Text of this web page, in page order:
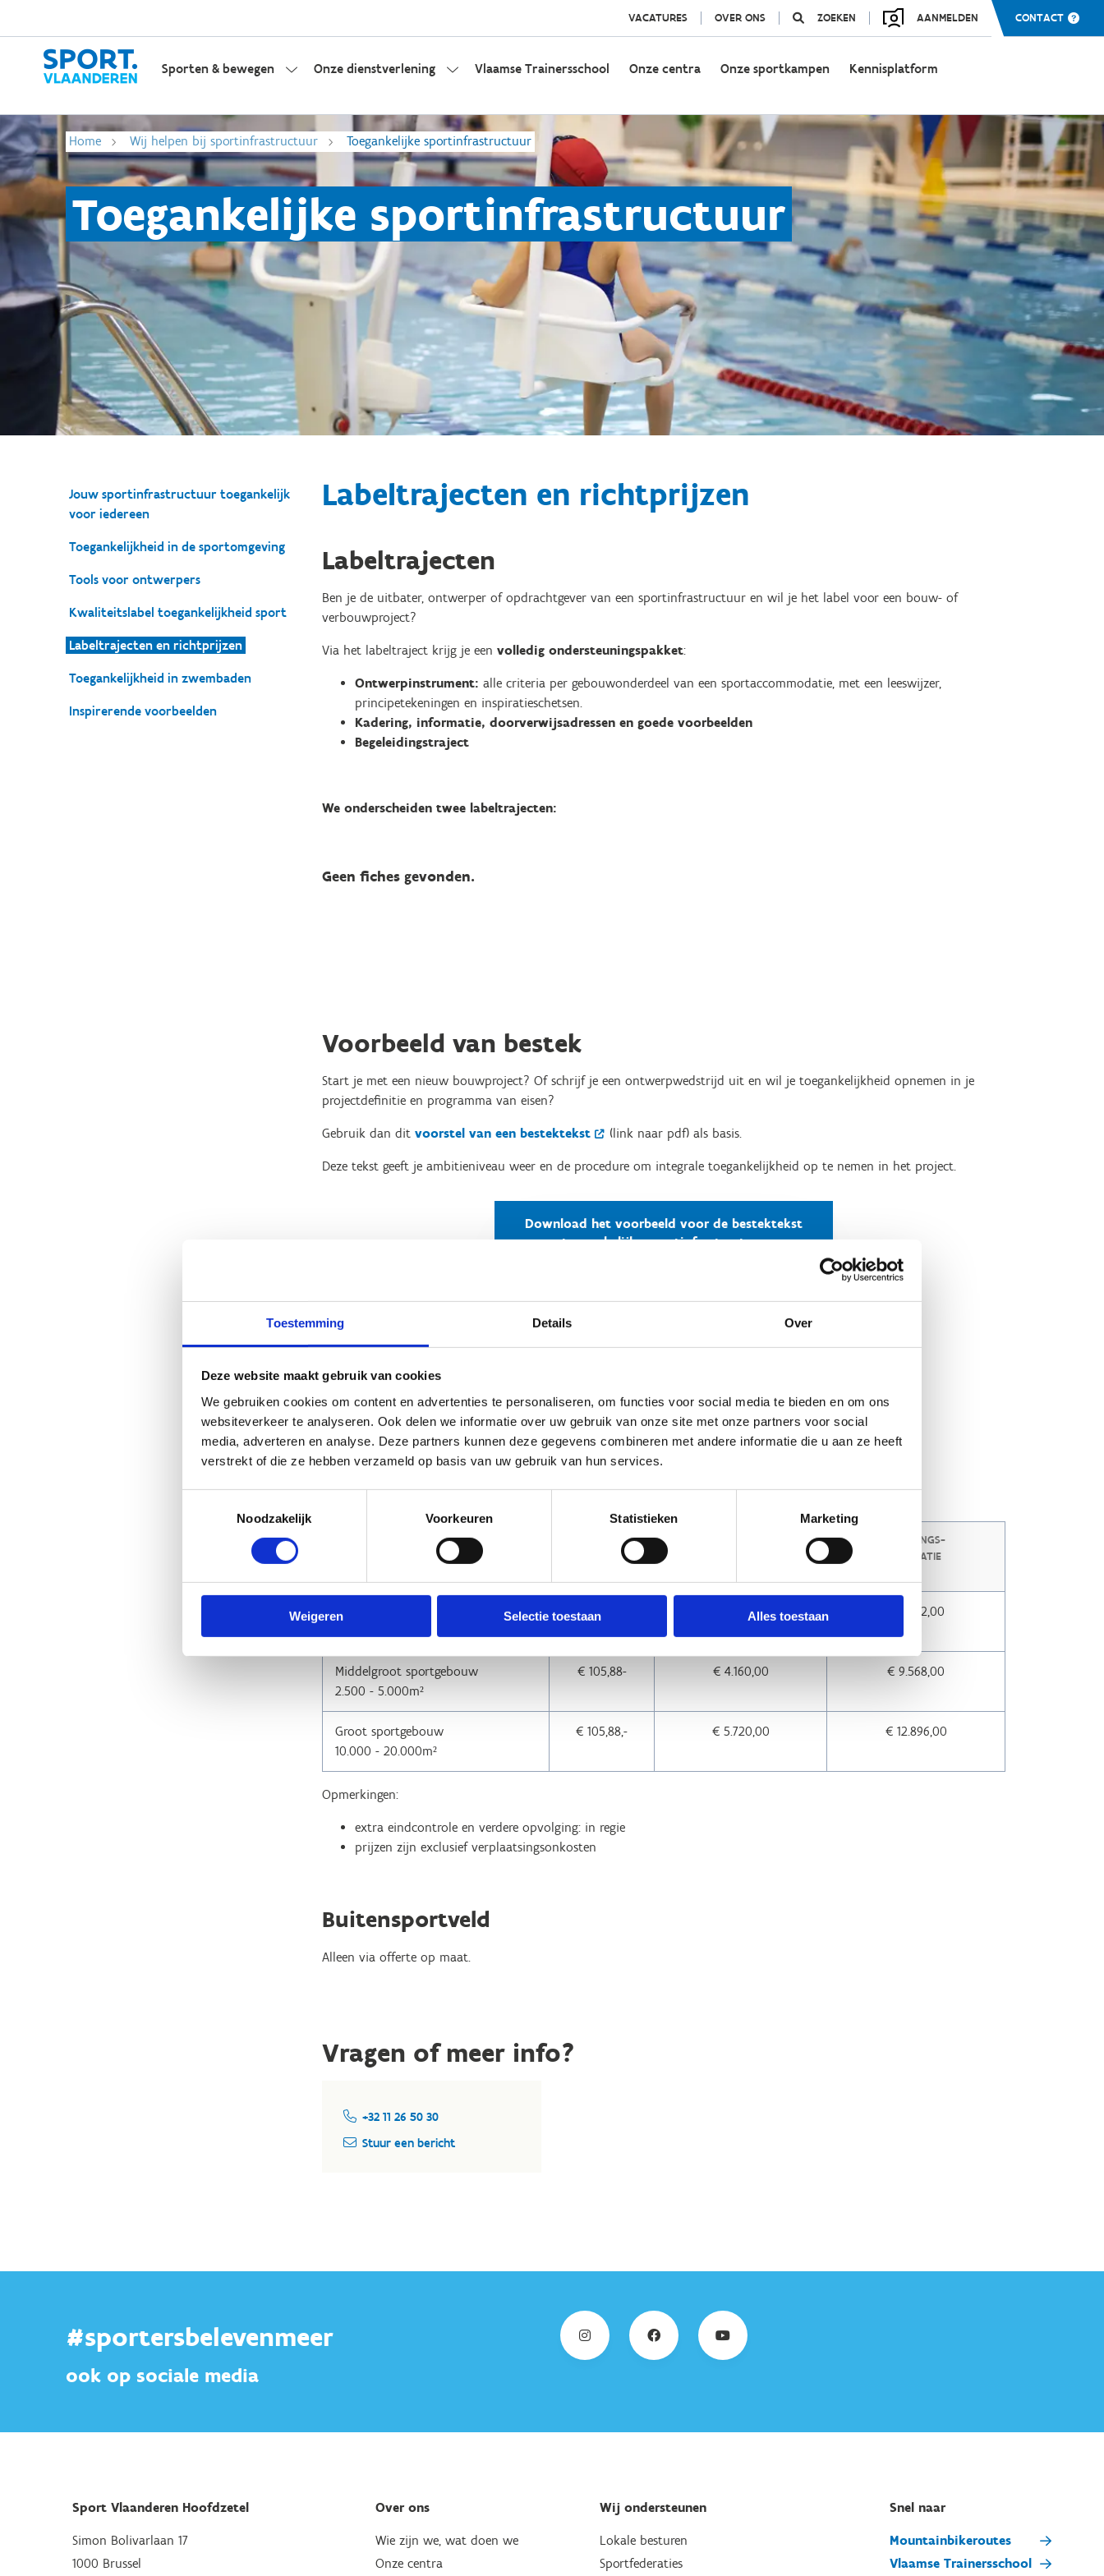
Toestemming Details Over
Deze website maakt gebruik van cookies
We gebruiken cookies om content en advertenties te personaliseren, om functies voor social media te bieden en om ons
websiteverkeer te analyseren. Ook delen we informatie over uw gebruik van onze site met onze partners voor social
media, adverteren en analyse. Deze partners kunnen deze gegevens combineren met andere informatie die u aan ze heeft
verstrekt of die ze hebben verzameld op basis van uw gebruik van hun services.
Noodzakelijk
Voorkeuren Statistieken Marketing
Weigeren Selectie toestaan Alles toestaan
VACATURES OVER ONS ZOEKEN AANMELDEN CONTACT
Sporten & bewegen Onze dienstverlening Vlaamse Trainersschool Onze centra Onze sportkampen Kennisplatform
Home Wij helpen bij sportinfrastructuur Toegankelijke sportinfrastructuur
Toegankelijke sportinfrastructuur
Jouw sportinfrastructuur toegankelijk
voor iedereen
Toegankelijkheid in de sportomgeving
Tools voor ontwerpers
Kwaliteitslabel toegankelijkheid sport
Labeltrajecten en richtprijzen
Toegankelijkheid in zwembaden
Inspirerende voorbeelden
Labeltrajecten en richtprijzen
Labeltrajecten
Ben je de uitbater, ontwerper of opdrachtgever van een sportinfrastructuur en wil je het label voor een bouw- of
verbouwproject?
Via het labeltraject krijg je een volledig ondersteuningspakket:
Ontwerpinstrument: alle criteria per gebouwonderdeel van een sportaccommodatie, met een leeswijzer,
principetekeningen en inspiratieschetsen.
Kadering, informatie, doorverwijsadressen en goede voorbeelden
Begeleidingstraject
We onderscheiden twee labeltrajecten:
Geen fiches gevonden.
Voorbeeld van bestek
Start je met een nieuw bouwproject? Of schrijf je een ontwerpwedstrijd uit en wil je toegankelijkheid opnemen in je
projectdefinitie en programma van eisen?
Gebruik dan dit voorstel van een bestektekst (link naar pdf) als basis.
Deze tekst geeft je ambitieniveau weer en de procedure om integrale toegankelijkheid op te nemen in het project.
Download het voorbeeld voor de bestektekst
toegankelijke sportinfrastructuur
Richtprijzen
Sportgebouw
Vraag een offerte op maat, want de kostprijs hangt af van de grootte én de complexiteit van je project.
BESTAAND GEBOUW
LABELBEGELEIDINGS-
TRAJECT RENOVATIE
Klein sportgebouw
€ 105,88,- € 2.860,00 € 7.072,00
Middelgroot sportgebouw
2.500 - 5.000m²
€ 105,88- € 4.160,00 € 9.568,00
Groot sportgebouw
10.000 - 20.000m²
€ 105,88,- € 5.720,00 € 12.896,00
Opmerkingen:
extra eindcontrole en verdere opvolging: in regie
prijzen zijn exclusief verplaatsingsonkosten
Buitensportveld
Alleen via offerte op maat.
Vragen of meer info?
+32 11 26 50 30
Stuur een bericht
#sportersbelevenmeer
ook op sociale media
Sport Vlaanderen Hoofdzetel
Simon Bolivarlaan 17
1000 Brussel
Over ons
Wie zijn we, wat doen we
Onze centra
Wij ondersteunen
Lokale besturen
Sportfederaties
Snel naar
Mountainbikeroutes
Vlaamse Trainersschool